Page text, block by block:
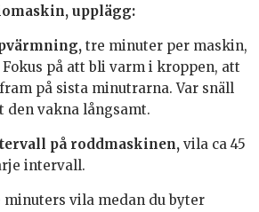
upplägg:
tre minuter per maskin,
på att bli varm i kroppen, att
på sista minutrarna. Var snäll
den vakna långsamt.
på roddmaskinen, vila ca 45
intervall.
vila medan du byter